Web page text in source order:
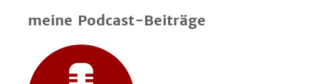
meine Podcast-Beiträge